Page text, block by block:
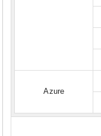
Azure